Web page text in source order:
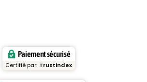
Paiement sécurisé
Certifié par: Trustindex